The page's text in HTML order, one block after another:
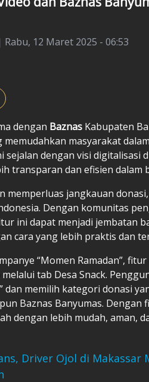
Rabu, 12 Maret 2025 - 06:53
dengan Baznas Kabupaten
masyarakat
sejalan dengan visi digitalisasi
transparan dan efisien dalam
memperluas jangkauan
Dengan komunitas
ini dapat menjadi jembatan
cara yang lebih praktis dan
“Momen Ramadan”,
tab Desa Snack.
dan memilih kategori donasi
Baznas Banyumas.
dengan lebih mudah, aman,
Driver Ojol di Makassar